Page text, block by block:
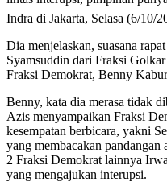
Indra di Jakarta, Selasa (6/10/
Dia menjelaskan, suasana
Syamsuddin dari Fraksi
Fraksi Demokrat, Benny
Benny, kata dia merasa tidak
Azis menyampaikan Fraksi
kesempatan berbicara, yakni
yang membacakan
2 Fraksi Demokrat lainnya
yang mengajukan interupsi.